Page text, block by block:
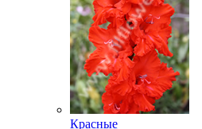
Красные